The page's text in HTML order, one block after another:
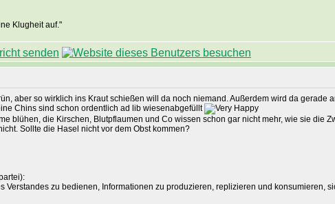
Klugheit auf."
aber so wirklich ins Kraut schießen will da noch niemand. Außerdem wird da gerade
Chins sind schon ordentlich ad lib wiesenabgefüllt
blühen, die Kirschen, Blutpflaumen und Co wissen schon gar nicht mehr, wie sie die
Sollte die Hasel nicht vor dem Obst kommen?
Verstandes zu bedienen, Informationen zu produzieren, replizieren und konsumieren,